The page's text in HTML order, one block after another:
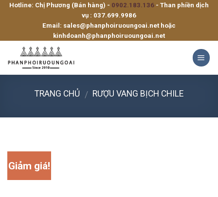
SkipHotline: Chị Phương (Bán hàng) - 0902.183.136 - Than phiền dịch
vụ : 037.699.9986
Email: sales@phanphoiruoungoai.net hoặc
kinhdoanh@phanphoiruoungoai.net
TRANG CHỦ / RƯỢU VANG BỊCH CHILE
Giảm giá!